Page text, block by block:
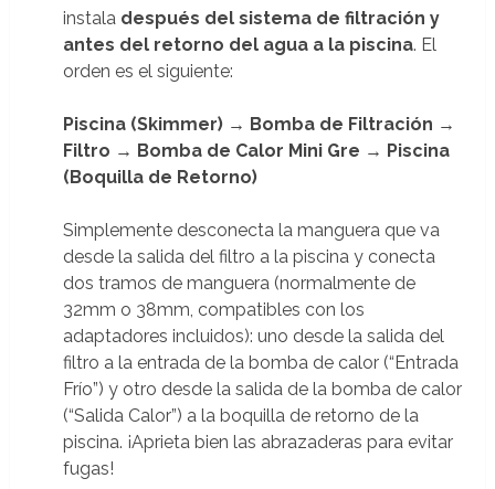
instala después del sistema de filtración y
antes del retorno del agua a la piscina. El
orden es el siguiente:
Piscina (Skimmer) → Bomba de Filtración →
Filtro → Bomba de Calor Mini Gre → Piscina
(Boquilla de Retorno)
Simplemente desconecta la manguera que va
desde la salida del filtro a la piscina y conecta
dos tramos de manguera (normalmente de
32mm o 38mm, compatibles con los
adaptadores incluidos): uno desde la salida del
filtro a la entrada de la bomba de calor (“Entrada
Frío”) y otro desde la salida de la bomba de calor
(“Salida Calor”) a la boquilla de retorno de la
piscina. ¡Aprieta bien las abrazaderas para evitar
fugas!